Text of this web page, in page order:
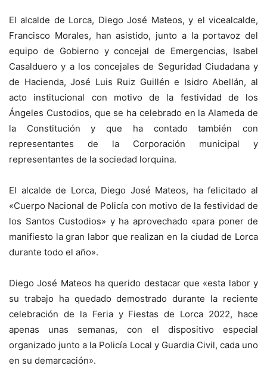
El alcalde de Lorca, Diego José Mateos, y el vicealcalde,
Francisco Morales, han asistido, junto a la portavoz del
equipo de Gobierno y concejal de Emergencias, Isabel
Casalduero y a los concejales de Seguridad Ciudadana y
de Hacienda, José Luis Ruiz Guillén e Isidro Abellán, al
acto institucional con motivo de la festividad de los
Ángeles Custodios, que se ha celebrado en la Alameda de
la Constitución y que ha contado también con
representantes de la Corporación municipal y
representantes de la sociedad lorquina.
El alcalde de Lorca, Diego José Mateos, ha felicitado al
«Cuerpo Nacional de Policía con motivo de la festividad de
los Santos Custodios» y ha aprovechado «para poner de
manifiesto la gran labor que realizan en la ciudad de Lorca
durante todo el año».
Diego José Mateos ha querido destacar que «esta labor y
su trabajo ha quedado demostrado durante la reciente
celebración de la Feria y Fiestas de Lorca 2022, hace
apenas unas semanas, con el dispositivo especial
organizado junto a la Policía Local y Guardia Civil, cada uno
en su demarcación».